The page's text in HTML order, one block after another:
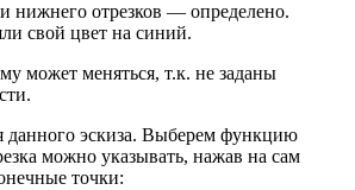
нижнего отрезков — определено.
свой цвет на синий.
может меняться, т.к. не заданы
данного эскиза. Выберем функцию
можно указывать, нажав на сам
точки: